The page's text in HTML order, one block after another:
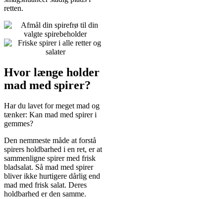
retten.
Hvor længe holder
mad med spirer?
Har du lavet for meget mad og
tænker: Kan mad med spirer i
gemmes?
Den nemmeste måde at forstå
spirers holdbarhed i en ret, er at
sammenligne spirer med frisk
bladsalat. Så mad med spirer
bliver ikke hurtigere dårlig end
mad med frisk salat. Deres
holdbarhed er den samme.